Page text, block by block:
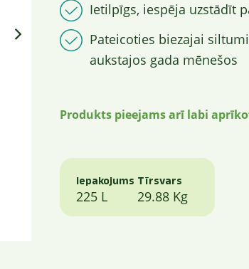
Ietilpīgs, iespēja uzstādīt
Pateicoties biezajai
aukstajos gada mēnešos
Produkts pieejams arī labi
Iepakojums
225 L
Tīrsvars
29.88 Kg